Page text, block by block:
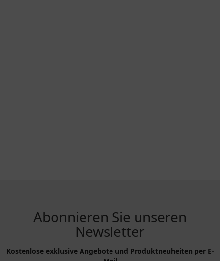
Abonnieren Sie unseren
Newsletter
Kostenlose exklusive Angebote und Produktneuheiten per E-